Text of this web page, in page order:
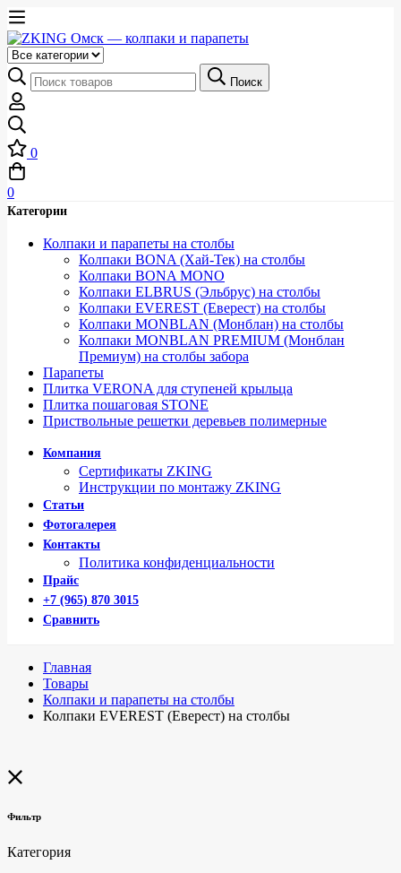
Выберите
категорию
Искать:
Поиск
0
0
Категории
Колпаки и парапеты на столбы
Колпаки BONA (Хай-Тек) на столбы
Колпаки BONA MONO
Колпаки ELBRUS (Эльбрус) на столбы
Колпаки EVEREST (Еверест) на столбы
Колпаки MONBLAN (Монблан) на столбы
Колпаки MONBLAN PREMIUM (Монблан
Премиум) на столбы забора
Парапеты
Плитка VERONA для ступеней крыльца
Плитка пошаговая STONE
Приствольные решетки деревьев полимерные
Компания
Сертификаты ZKING
Инструкции по монтажу ZKING
Статьи
Фотогалерея
Контакты
Политика конфиденциальности
Прайс
+7 (965) 870 3015
Сравнить
Главная
Товары
Колпаки и парапеты на столбы
Колпаки EVEREST (Еверест) на столбы
Фильтр
Категория